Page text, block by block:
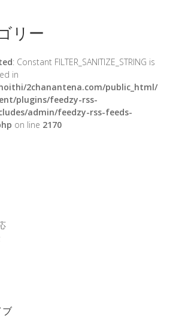
リー
: Constant FILTER_SANITIZE_STRING is
in
2chanantena.com/public_html/
plugins/feedzy-rss-
admin/feedzy-rss-feeds-
on line 2170
ブ